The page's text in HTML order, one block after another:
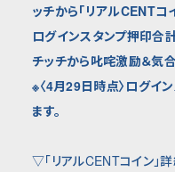
ッチから「リアルCENT
ログインスタンプ押印合
チッチから叱咤激励＆気
※〈4月29日時点〉ログイ
ます。
▽「リアルCENTコイン」